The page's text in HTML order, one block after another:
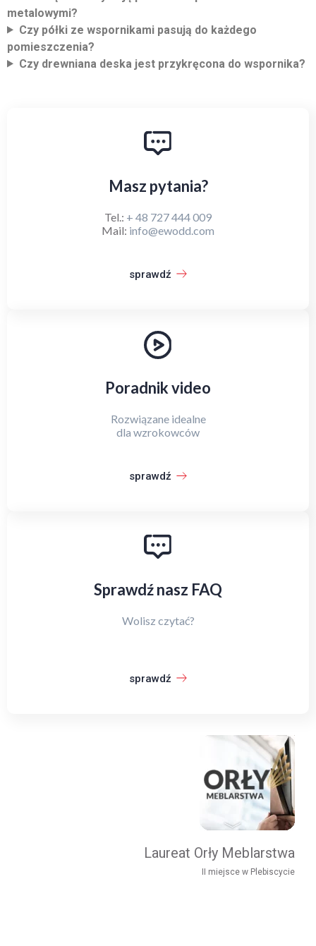
metalowymi?
Czy półki ze wspornikami pasują do każdego
pomieszczenia?
Czy drewniana deska jest przykręcona do wspornika?
Masz pytania?
Tel.: + 48 727 444 009
Mail: info@ewodd.com
sprawdź
Poradnik video
Rozwiązane idealne
dla wzrokowców
sprawdź
Sprawdź nasz FAQ
Wolisz czytać?
sprawdź
Laureat Orły Meblarstwa
II miejsce w Plebiscycie